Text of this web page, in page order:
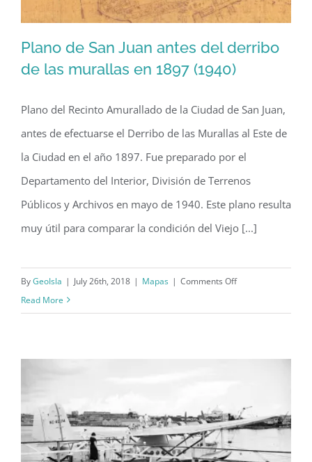
Plano de San Juan antes del derribo
de las murallas en 1897 (1940)
Plano de San Juan antes del derribo
de las murallas en 1897 (1940)
Plano del Recinto Amurallado de la Ciudad de San Juan,
antes de efectuarse el Derribo de las Murallas al Este de
la Ciudad en el año 1897. Fue preparado por el
Departamento del Interior, División de Terrenos
Públicos y Archivos en mayo de 1940. Este plano resulta
muy útil para comparar la condición del Viejo [...]
ByGeoIsla | July 26th, 2018 | Mapas | Comments Offon
derribo
de
las
Read More